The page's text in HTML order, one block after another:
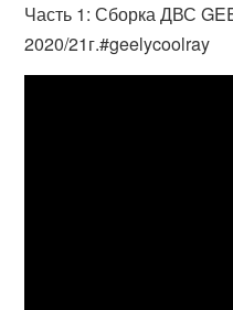
Часть 1: Сборка ДВС
2020/21г.#geelycoolray